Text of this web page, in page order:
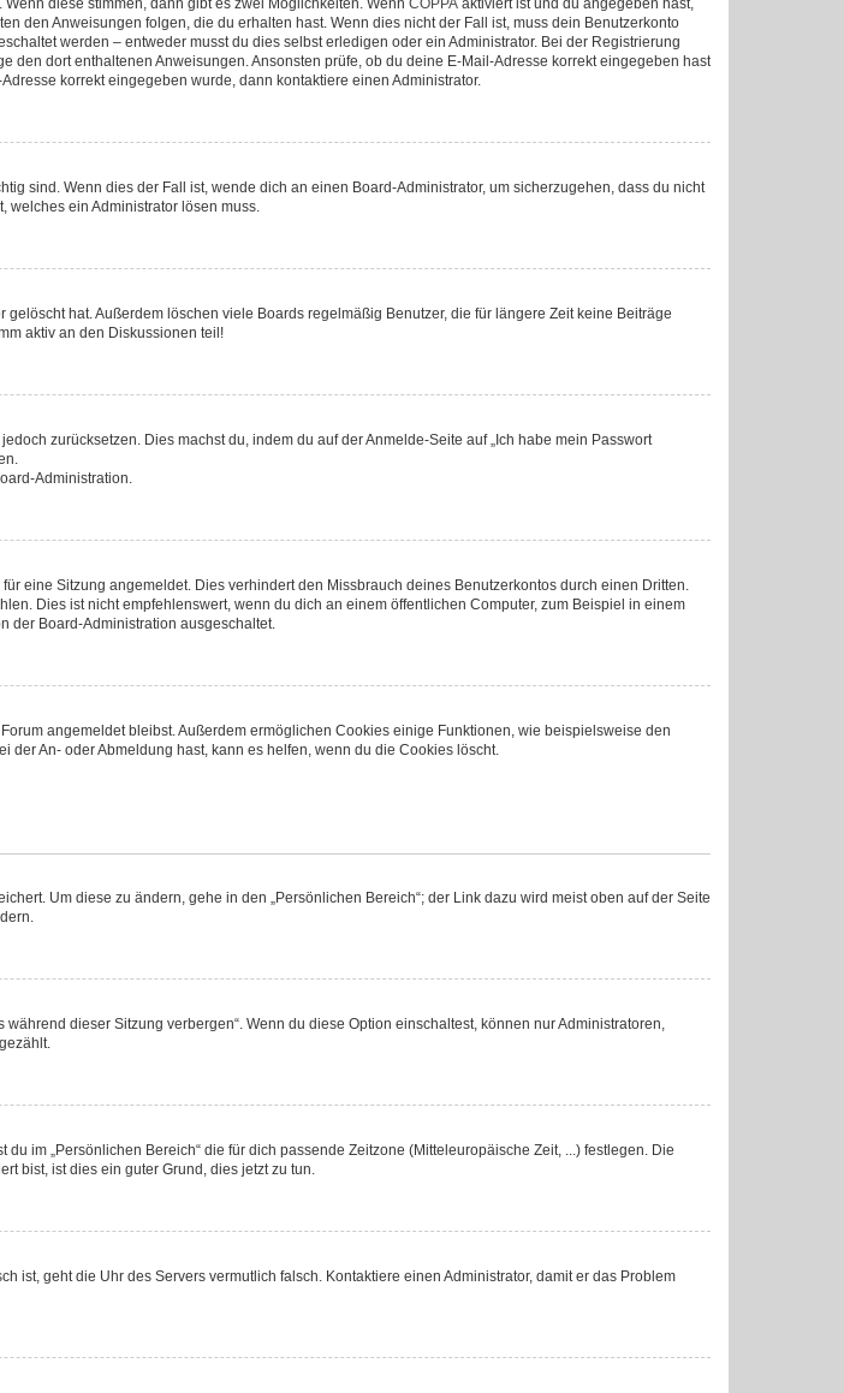
diese stimmen, dann gibt es zwei Möglichkeiten. Wenn COPPA aktiviert ist und du angegeben hast,
den Anweisungen folgen, die du erhalten hast. Wenn dies nicht der Fall ist, muss dein Benutzerkonto
werden – entweder musst du dies selbst erledigen oder ein Administrator. Bei der Registrierung
dort enthaltenen Anweisungen. Ansonsten prüfe, ob du deine E-Mail-Adresse korrekt eingegeben hast
korrekt eingegeben wurde, dann kontaktiere einen Administrator.
sind. Wenn dies der Fall ist, wende dich an einen Board-Administrator, um sicherzugehen, dass du nicht
welches ein Administrator lösen muss.
hat. Außerdem löschen viele Boards regelmäßig Benutzer, die für längere Zeit keine Beiträge
aktiv an den Diskussionen teil!
zurücksetzen. Dies machst du, indem du auf der Anmelde-Seite auf „Ich habe mein Passwort
Administration.
eine Sitzung angemeldet. Dies verhindert den Missbrauch deines Benutzerkontos durch einen Dritten.
Dies ist nicht empfehlenswert, wenn du dich an einem öffentlichen Computer, zum Beispiel in einem
der Board-Administration ausgeschaltet.
angemeldet bleibst. Außerdem ermöglichen Cookies einige Funktionen, wie beispielsweise den
der An- oder Abmeldung hast, kann es helfen, wenn du die Cookies löscht.
Um diese zu ändern, gehe in den „Persönlichen Bereich“; der Link dazu wird meist oben auf der Seite
dieser Sitzung verbergen“. Wenn du diese Option einschaltest, können nur Administratoren,
im „Persönlichen Bereich“ die für dich passende Zeitzone (Mitteleuropäische Zeit, ...) festlegen. Die
bist, ist dies ein guter Grund, dies jetzt zu tun.
ist, geht die Uhr des Servers vermutlich falsch. Kontaktiere einen Administrator, damit er das Problem